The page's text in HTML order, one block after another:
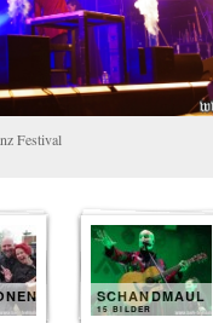
Festival
SCHANDMAUL
15 BILDER